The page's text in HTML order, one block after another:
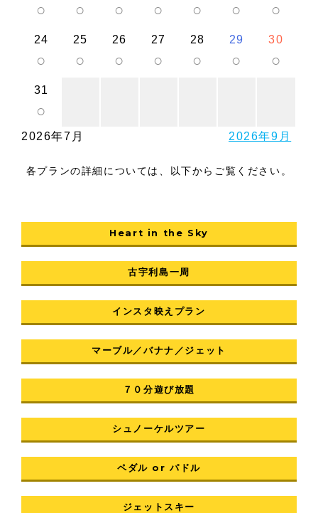
○ ○ ○ ○ ○ ○ ○
24
○
25
○
26
○
27
○
28
○
29
○
30
○
31
○
2026年7月 2026年9月
各プランの詳細については、以下からご覧ください。
Heart in the Sky
古宇利島一周
インスタ映えプラン
マーブル／バナナ／ジェット
７０分遊び放題
シュノーケルツアー
ペダル or パドル
ジェットスキー